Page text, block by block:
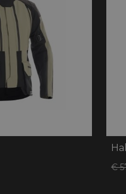
Sloten
Telefoon
€